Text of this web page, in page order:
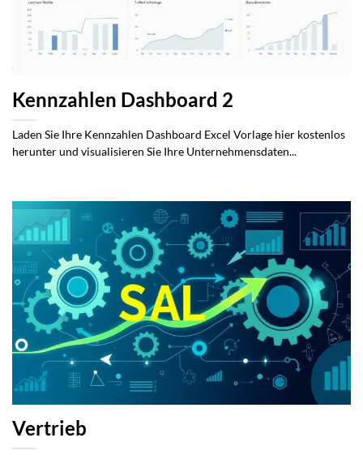
Kennzahlen Dashboard 2
Laden Sie Ihre Kennzahlen Dashboard Excel Vorlage hier kostenlos
herunter und visualisieren Sie Ihre Unternehmensdaten...
Vertrieb